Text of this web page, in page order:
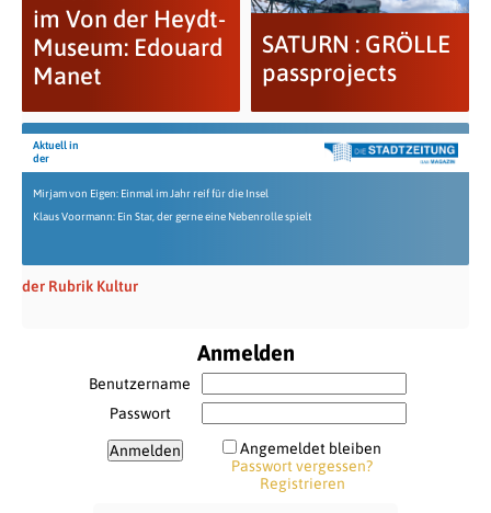
im Von der Heydt-
Museum: Edouard
Manet
SATURN : GRÖLLE
passprojects
Aktuell in
der
Mirjam von Eigen: Einmal im Jahr reif für die Insel
Klaus Voormann: Ein Star, der gerne eine Nebenrolle spielt
der Rubrik Kultur
Anmelden
Benutzername
Passwort
Angemeldet bleiben
Passwort vergessen?
Registrieren